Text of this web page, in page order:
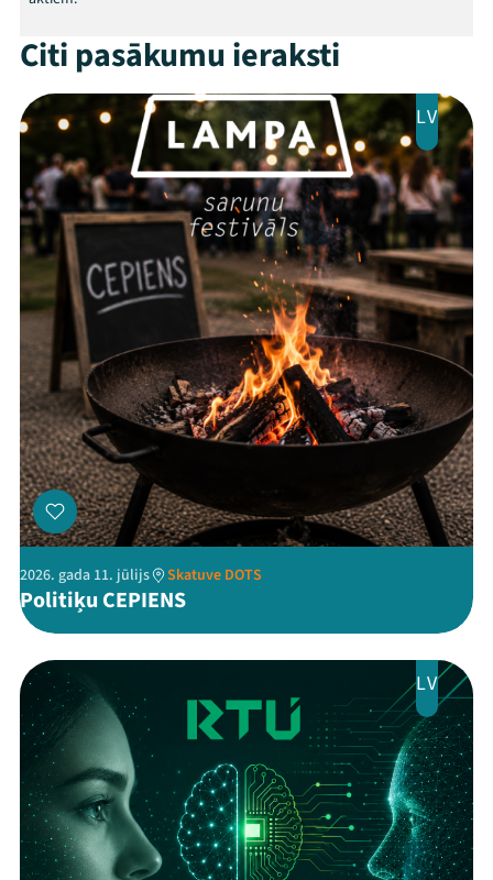
Festivāls
Programma
Arhīvs
Viņi bija LAMPĀ 2026
Jaunumi
Ziedo
Veikals
Kontakti
ThreadsFacebookYoutube
X Instagram
Flick TikTok
Citi pasākumu ieraksti
LV
2026. gada 11. jūlijs Skatuve DOTS
Politiķu CEPIENS
LV